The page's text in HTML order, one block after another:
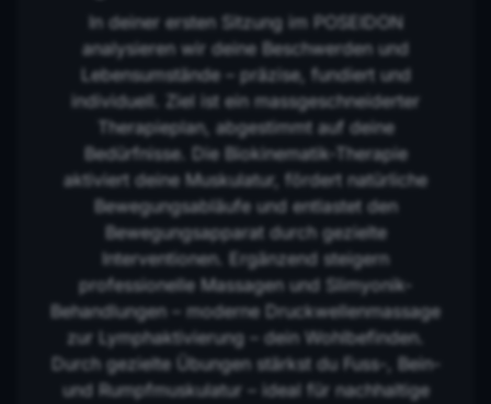
In deiner ersten Sitzung im POSEIDON
analysieren wir deine Beschwerden und
Lebensumstände – präzise, fundiert und
individuell. Ziel ist ein massgeschneiderter
Therapieplan, abgestimmt auf deine
Bedürfnisse. Die Biokinematik-Therapie
aktiviert deine Muskulatur, fördert natürliche
Bewegungsabläufe und entlastet den
Bewegungsapparat durch gezielte
Interventionen. Ergänzend steigern
professionelle Massagen und Slimyonik-
Behandlungen – moderne Druckwellenmassage
zur Lymphaktivierung – dein Wohlbefinden.
Durch gezielte Übungen stärkst du Fuss-, Bein-
und Rumpfmuskulatur – ideal für nachhaltige